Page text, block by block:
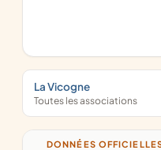
La Vicogne
Toutes les associations
DONNÉES